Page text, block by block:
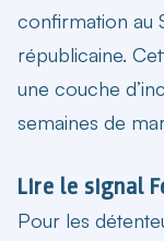
confirmation au
républicaine.
une couche
semaines de
Lire le signal
Pour les